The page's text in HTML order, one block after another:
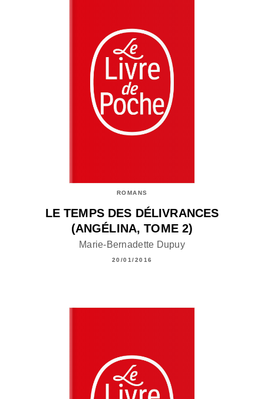
ROMANS
LE TEMPS DES DÉLIVRANCES
(ANGÉLINA, TOME 2)
Marie-Bernadette Dupuy
20/01/2016